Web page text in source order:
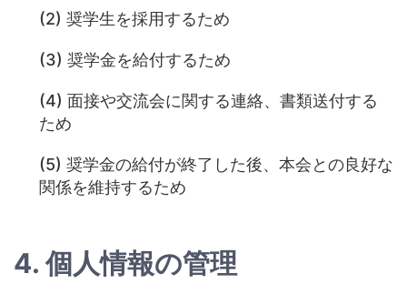
奨学生を採用するため
奨学金を給付するため
面接や交流会に関する連絡、書類送付する
ため
奨学金の給付が終了した後、本会との良好な
関係を維持するため
4. 個人情報の管理